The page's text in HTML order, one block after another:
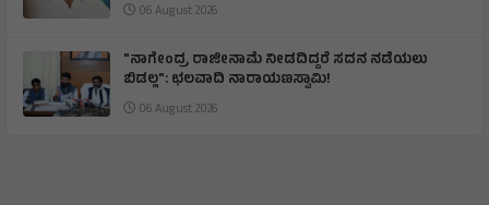
06 August 2026
"ನಾಗೇಂದ್ರ ರಾಜೀನಾಮೆ ನೀಡದಿದ್ದರೆ ಸದನ ನಡೆಯಲು
ಬಿಡಲ್ಲ": ಛಲವಾದಿ ನಾರಾಯಣಸ್ವಾಮಿ!
06 August 2026